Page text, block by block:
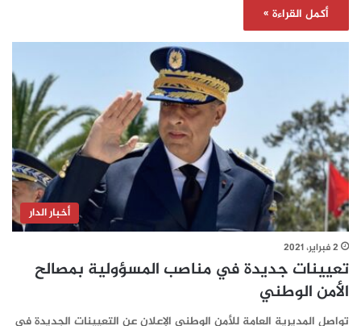
أكمل القراءة »
أخبار الدار
2 فبراير، 2021
تعيينات جديدة في مناصب المسؤولية بمصالح
الأمن الوطني
تواصل المديرية العامة للأمن الوطني الإعلان عن التعيينات الجديدة في